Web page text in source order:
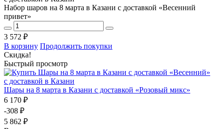
Набор шаров на 8 марта в Казани с доставкой «Весенний
привет»
3 572 ₽
В корзину Продолжить покупки
Скидка!
Быстрый просмотр
Шары на 8 марта в Казани с доставкой «Розовый микс»
6 170 ₽
-308 ₽
5 862 ₽